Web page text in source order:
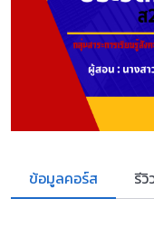
ข้อมูลคอร์ส รีวิ